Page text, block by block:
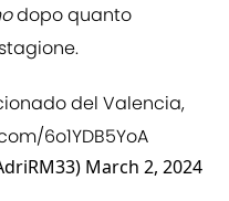
dopo quanto
del Valencia,
6o1YDB5YoA
March 2, 2024